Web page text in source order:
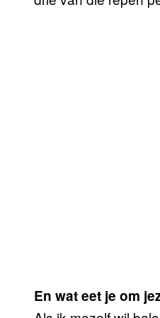
En wat eet je om